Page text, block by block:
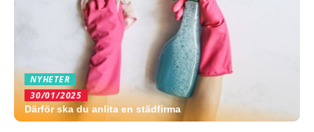
NYHETER
30/01/2025
Därför ska du anlita en städfirma